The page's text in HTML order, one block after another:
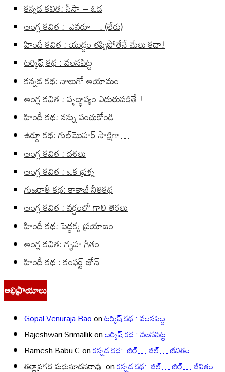
కన్నడ కవిత: సీసా – ఓడ
ఆంగ్ల కవిత : ఎవరూ…. (లేరు)
హిందీ కవిత : యుద్దం తప్పిపోతేనే మేలు కదా!
టర్కిష్ కథ : వలసపిట్ట
కన్నడ కథ: నాలుగో ఆయామం
ఆంగ్ల కవిత : వృద్ధాప్యం ఎదురుపడితే !
హిందీ కథ: నన్ను పంచుకోండి
ఉర్దూ కథ: గుల్‌మొహర్ సాక్షిగా…
ఆంగ్ల కవిత : దశలు
ఆంగ్ల కవిత : ఒక ప్రశ్న
గుజరాతీ కథ: కాకాజీ నీతికథ
ఆంగ్ల కవిత : వర్షంలో గాలి తెరలు
హిందీ కథ: పెద్దక్క ప్రయాణం
ఆంగ్ల కవిత: గృహ గీతం
హిందీ కథ : కంఫర్ట్ జోన్
అభిప్రాయాలు
Gopal Venuraja Raoonటర్కిష్ కథ : వలసపిట్ట
Rajeshwari Srimallikonటర్కిష్ కథ : వలసపిట్ట
Ramesh Babu Conకన్నడ కథ: జిల్… జిల్… జీవితం
తల్లాప్రగడ మధుసూదనరావు.onకన్నడ కథ: జిల్… జిల్… జీవితం